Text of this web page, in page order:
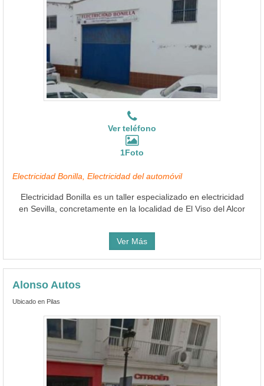
Ver teléfono
1Foto
Electricidad Bonilla, Electricidad del automóvil
Electricidad Bonilla es un taller especializado en electricidad
en Sevilla, concretamente en la localidad de El Viso del Alcor
Ver Más
Alonso Autos
Ubicado en Pilas